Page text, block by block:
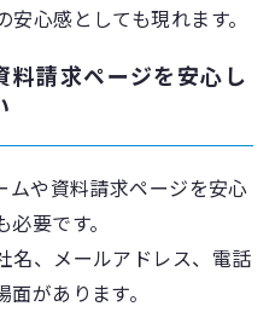
心感としても現れます。
料請求ページを安心し
ムや資料請求ページを安心
要です。
名、メールアドレス、電話
があります。